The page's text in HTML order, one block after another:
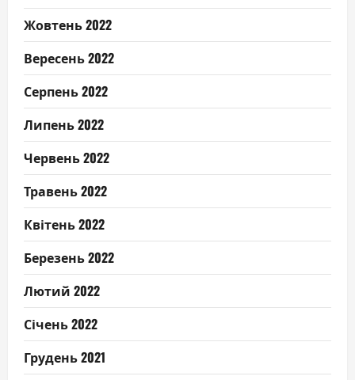
Жовтень 2022
Вересень 2022
Серпень 2022
Липень 2022
Червень 2022
Травень 2022
Квітень 2022
Березень 2022
Лютий 2022
Січень 2022
Грудень 2021